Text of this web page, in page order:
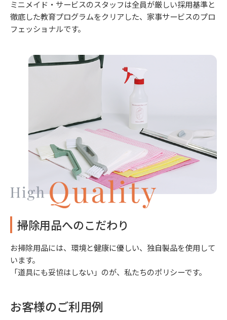
ミニメイド・サービスのスタッフは全員が厳しい採用基準と
徹底した教育プログラムをクリアした、家事サービスのプロ
フェッショナルです。
掃除用品へのこだわり
お掃除用品には、環境と健康に優しい、独自製品を使用して
います。
「道具にも妥協はしない」のが、私たちのポリシーです。
お客様のご利用例